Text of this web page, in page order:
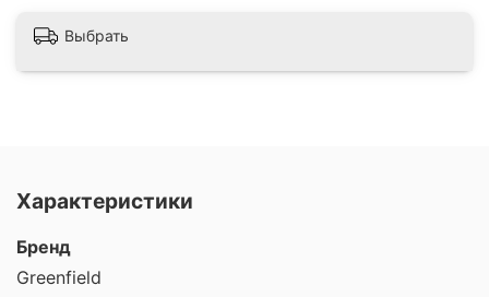
Выбрать
Характеристики
Бренд
Greenfield